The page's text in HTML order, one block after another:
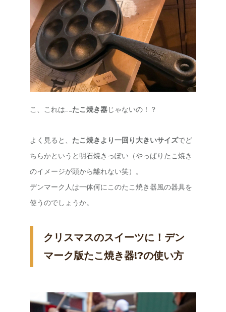
こ、これは…… たこ焼き器じゃないの！？
よく見ると、 たこ焼きより一回り大きいサイズでど
ちらかというと明石焼きっぽい（やっぱりたこ焼き
のイメージが頭から離れない笑）。
デンマーク人は一体何にこのたこ焼き器風の器具を
使うのでしょうか。
クリスマスのスイーツに！デン
マーク版たこ焼き器!?の使い方